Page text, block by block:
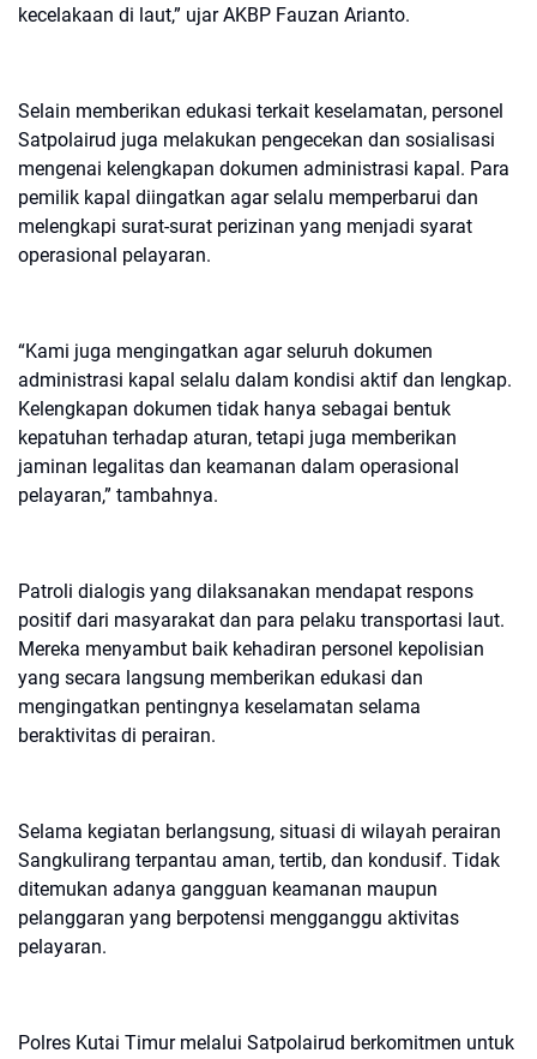
kecelakaan di laut,” ujar AKBP Fauzan Arianto.
Selain memberikan edukasi terkait keselamatan, personel
Satpolairud juga melakukan pengecekan dan sosialisasi
mengenai kelengkapan dokumen administrasi kapal. Para
pemilik kapal diingatkan agar selalu memperbarui dan
melengkapi surat-surat perizinan yang menjadi syarat
operasional pelayaran.
“Kami juga mengingatkan agar seluruh dokumen
administrasi kapal selalu dalam kondisi aktif dan lengkap.
Kelengkapan dokumen tidak hanya sebagai bentuk
kepatuhan terhadap aturan, tetapi juga memberikan
jaminan legalitas dan keamanan dalam operasional
pelayaran,” tambahnya.
Patroli dialogis yang dilaksanakan mendapat respons
positif dari masyarakat dan para pelaku transportasi laut.
Mereka menyambut baik kehadiran personel kepolisian
yang secara langsung memberikan edukasi dan
mengingatkan pentingnya keselamatan selama
beraktivitas di perairan.
Selama kegiatan berlangsung, situasi di wilayah perairan
Sangkulirang terpantau aman, tertib, dan kondusif. Tidak
ditemukan adanya gangguan keamanan maupun
pelanggaran yang berpotensi mengganggu aktivitas
pelayaran.
Polres Kutai Timur melalui Satpolairud berkomitmen untuk